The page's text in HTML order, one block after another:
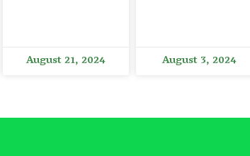
August 21, 2024 August 3, 2024